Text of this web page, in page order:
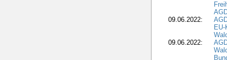
09.06.2022:
09.06.2022: